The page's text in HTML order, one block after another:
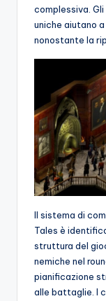
complessiva.
uniche aiutano
nonostante la
Il sistema di
Tales è
struttura del
nemiche nel
pianificazione
alle battaglie. I